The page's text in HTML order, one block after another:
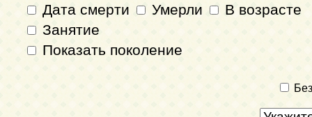
Дата смерти
Умерли
В возрасте
Занятие
Показать поколение